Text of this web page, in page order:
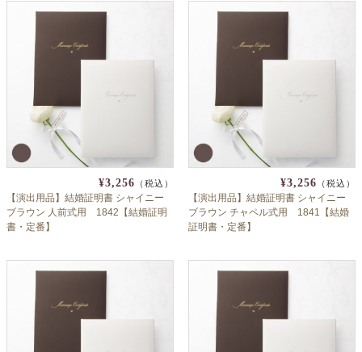
¥3,256 （税込）
【演出用品】結婚証明書 シャイニー
ブラウン 人前式用 1842【結婚証明
書・定番】
¥3,256 （税込）
【演出用品】結婚証明書 シャイニー
ブラウン チャペル式用 1841【結婚
証明書・定番】